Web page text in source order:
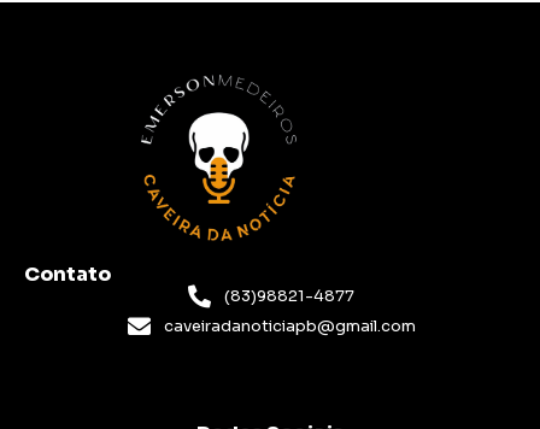
Contato
(83)98821-4877
caveiradanoticiapb@gmail.com